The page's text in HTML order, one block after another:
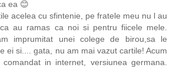
ea 😊
acelea cu sfintenie, pe fratele meu nu l au
au ramas ca noi si pentru fiicele mele.
imprumitat unei colege de birou,sa le
ei si.... gata, nu am mai vazut cartile! Acum
in internet, versiunea germana.